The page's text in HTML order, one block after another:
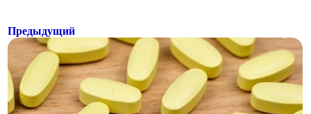
Предыдущий